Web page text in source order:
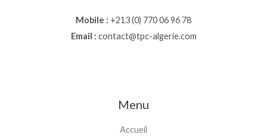
Mobile : +213 (0) 770 06 96 78
Email : contact@tpc-algerie.com
Menu
Accueil